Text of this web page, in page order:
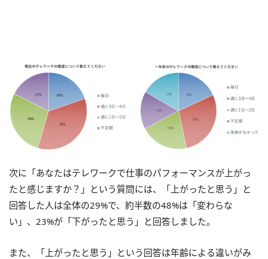
次に「あなたはテレワークで仕事のパフォーマンスが上がっ
たと感じますか？」という質問には、「上がったと思う」と
回答した人は全体の29%で、約半数の48%は「変わらな
い」、23%が「下がったと思う」と回答しました。
また、「上がったと思う」という回答は年齢による違いがみ